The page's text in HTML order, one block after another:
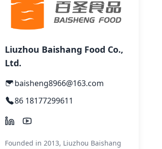
Liuzhou Baishang Food Co.,
Ltd.
baisheng8966@163.com
86 18177299611
Founded in 2013, Liuzhou Baishang